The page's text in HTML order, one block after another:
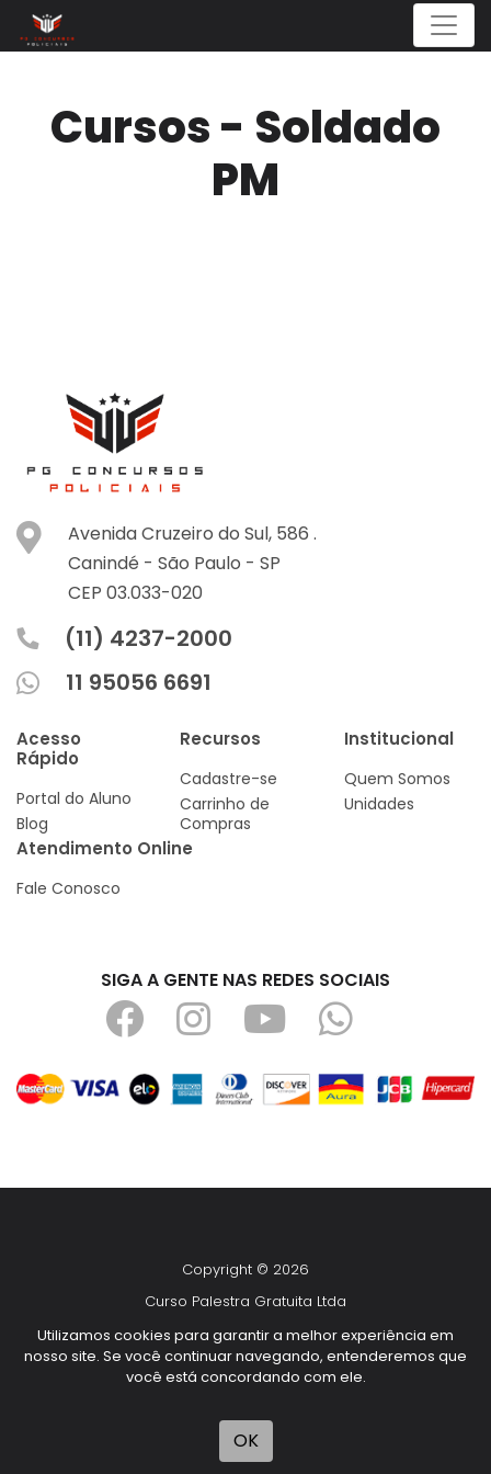
Menu
Cursos - Soldado
PM
Avenida Cruzeiro do Sul, 586 .
Canindé - São Paulo - SP
CEP 03.033-020
(11) 4237-2000
11 95056 6691
Acesso
Rápido
Portal do Aluno
Blog
Recursos
Cadastre-se
Carrinho de
Compras
Institucional
Quem Somos
Unidades
Atendimento Online
Fale Conosco
SIGA A GENTE NAS REDES SOCIAIS
Copyright © 2026
Curso Palestra Gratuita Ltda
CNPJ 14.292.947/0001-28
Todos os direitos reservados
Utilizamos cookies para garantir a melhor experiência em
nosso site. Se você continuar navegando, entenderemos que
você está concordando com ele.
OK